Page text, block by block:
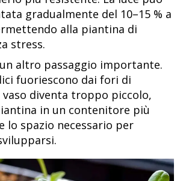
gradualmente del 10–15 % a
alla piantina di
stress.
altro passaggio importante.
fuoriescono dai fori di
diventa troppo piccolo,
in un contenitore più
lo spazio necessario per